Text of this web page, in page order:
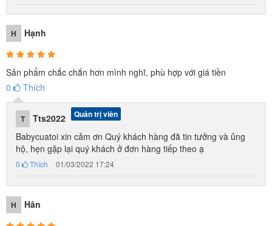
Giương lược và đồ make up mô phỏng như thật
H Hạnh
Sản phẩm chắc chắn hơn mình nghĩ, phù hợp với giá tiền
0
Thích
T Tts2022 Quản trị viên
Babycuatoi xin cảm ơn Quý khách hàng đã tin tưởng và ủng
hộ, hẹn gặp lại quý khách ở đơn hàng tiếp theo ạ
0 Thích 01/03/2022 17:24
H Hân